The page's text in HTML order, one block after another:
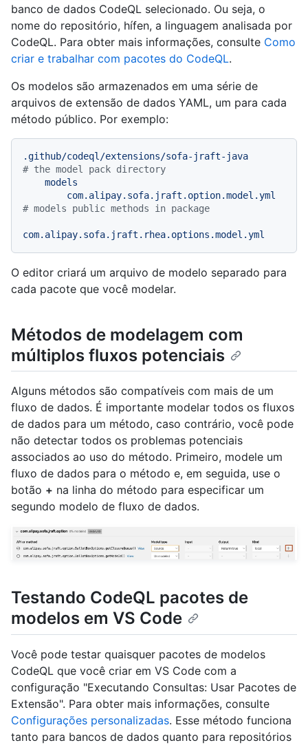
banco de dados CodeQL selecionado. Ou seja, o
nome do repositório, hífen, a linguagem analisada por
CodeQL. Para obter mais informações, consulte Como
criar e trabalhar com pacotes do CodeQL.
Os modelos são armazenados em uma série de
arquivos de extensão de dados YAML, um para cada
método público. Por exemplo:
.github/codeql/extensions/sofa-jraft-java
# the model pack directory
models
com.alipay.sofa.jraft.option.model.yml
# models public methods in package
com.alipay.sofa.jraft.rhea.options.model.yml
O editor criará um arquivo de modelo separado para
cada pacote que você modelar.
Métodos de modelagem com
múltiplos fluxos potenciais
Alguns métodos são compatíveis com mais de um
fluxo de dados. É importante modelar todos os fluxos
de dados para um método, caso contrário, você pode
não detectar todos os problemas potenciais
associados ao uso do método. Primeiro, modele um
fluxo de dados para o método e, em seguida, use o
botão + na linha do método para especificar um
segundo modelo de fluxo de dados.
Testando CodeQL pacotes de
modelos em VS Code
Você pode testar quaisquer pacotes de modelos
CodeQL que você criar em VS Code com a
configuração "Executando Consultas: Usar Pacotes de
Extensão". Para obter mais informações, consulte
Configurações personalizadas. Esse método funciona
tanto para bancos de dados quanto para repositórios